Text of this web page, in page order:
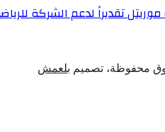
تقديراً لدعم الشركة
بلعمش